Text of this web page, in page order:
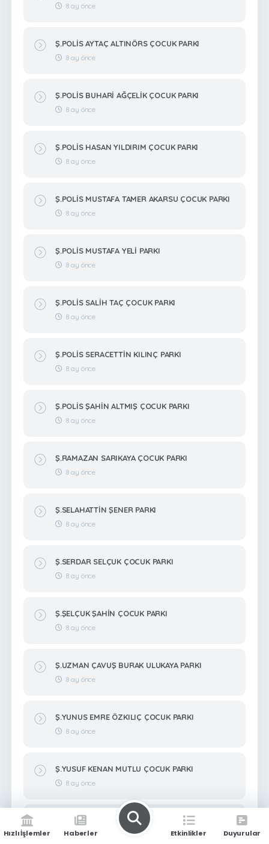
8 ay önce
Ş.POLİS AYTAÇ ALTINÖRS ÇOCUK PARKI
8 ay önce
Ş.POLİS BUHARİ AĞÇELİK ÇOCUK PARKI
8 ay önce
Ş.POLİS HASAN YILDIRIM ÇOCUK PARKI
8 ay önce
Ş.POLİS MUSTAFA TAMER AKARSU ÇOCUK PARKI
8 ay önce
Ş.POLİS MUSTAFA YELİ PARKI
8 ay önce
Ş.POLİS SALİH TAÇ ÇOCUK PARKI
8 ay önce
Ş.POLİS SERACETTİN KILINÇ PARKI
8 ay önce
Ş.POLİS ŞAHİN ALTMIŞ ÇOCUK PARKI
8 ay önce
Ş.RAMAZAN SARIKAYA ÇOCUK PARKI
8 ay önce
Ş.SELAHATTİN ŞENER PARKI
8 ay önce
Ş.SERDAR SELÇUK ÇOCUK PARKI
8 ay önce
Ş.ŞELÇUK ŞAHİN ÇOCUK PARKI
8 ay önce
Ş.UZMAN ÇAVUŞ BURAK ULUKAYA PARKI
8 ay önce
Ş.YUNUS EMRE ÖZKILIÇ ÇOCUK PARKI
8 ay önce
Ş.YUSUF KENAN MUTLU ÇOCUK PARKI
8 ay önce
Ş.ZEKERİYA BİTMEZ ÇOCUK PARKI
8 ay önce
Hızlı İşlemler Haberler Etkinlikler Duyurular